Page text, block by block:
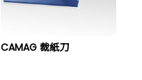
CAMAG 裁紙刀